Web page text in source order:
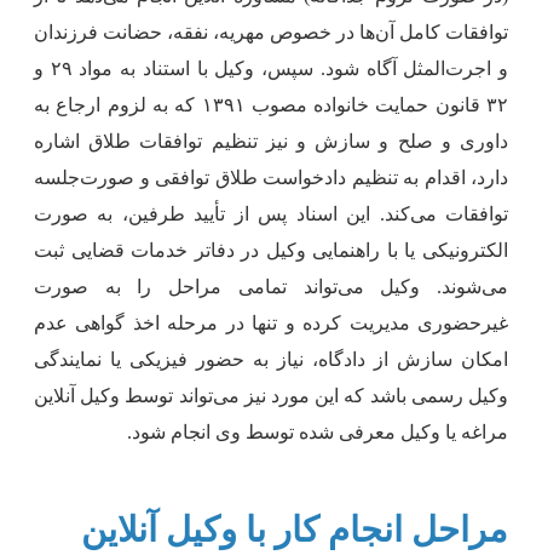
کامل آن‌ها در خصوص مهریه، نفقه، حضانت فرزندان
و اجرت‌المثل آگاه شود. سپس، وکیل با استناد به مواد ۲۹ و
۳۲ قانون حمایت خانواده مصوب ۱۳۹۱ که به لزوم ارجاع به
و صلح و سازش و نیز تنظیم توافقات طلاق اشاره
اقدام به تنظیم دادخواست طلاق توافقی و صورت‌جلسه
می‌کند. این اسناد پس از تأیید طرفین، به صورت
یا با راهنمایی وکیل در دفاتر خدمات قضایی ثبت
وکیل می‌تواند تمامی مراحل را به صورت
مدیریت کرده و تنها در مرحله اخذ گواهی عدم
سازش از دادگاه، نیاز به حضور فیزیکی یا نمایندگی
رسمی باشد که این مورد نیز می‌تواند توسط وکیل آنلاین
یا وکیل معرفی شده توسط وی انجام شود.
انجام کار با وکیل آنلاین